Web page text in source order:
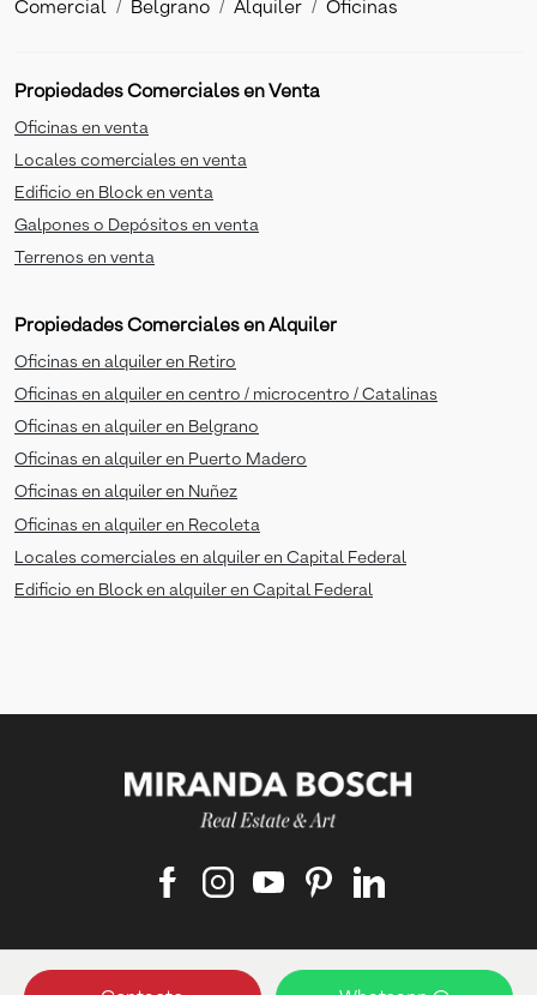
Comercial Belgrano Alquiler Oficinas
Propiedades Comerciales en Venta
Oficinas en venta
Locales comerciales en venta
Edificio en Block en venta
Galpones o Depósitos en venta
Terrenos en venta
Propiedades Comerciales en Alquiler
Oficinas en alquiler en Retiro
Oficinas en alquiler en centro / microcentro / Catalinas
Oficinas en alquiler en Belgrano
Oficinas en alquiler en Puerto Madero
Oficinas en alquiler en Nuñez
Oficinas en alquiler en Recoleta
Locales comerciales en alquiler en Capital Federal
Edificio en Block en alquiler en Capital Federal
Matriculado responsable: